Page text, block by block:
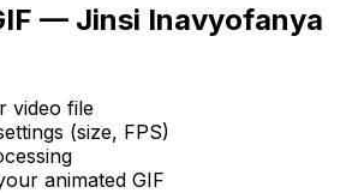
— Jinsi Inavyofanya
video file
(size, FPS)
animated GIF